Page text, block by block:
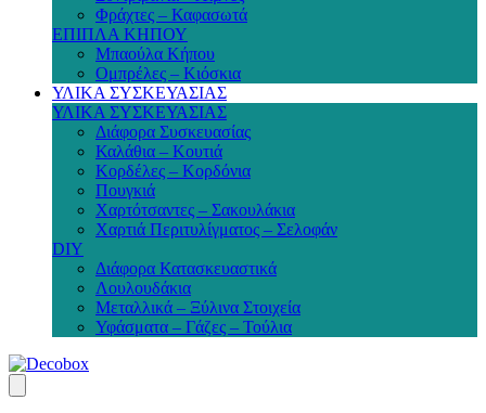
Φράχτες – Καφασωτά
ΕΠΙΠΛΑ ΚΗΠΟΥ
Μπαούλα Κήπου
Ομπρέλες – Κιόσκια
ΥΛΙΚΑ ΣΥΣΚΕΥΑΣΙΑΣ
ΥΛΙΚΑ ΣΥΣΚΕΥΑΣΙΑΣ
Διάφορα Συσκευασίας
Καλάθια – Κουτιά
Κορδέλες – Κορδόνια
Πουγκιά
Χαρτότσαντες – Σακουλάκια
Χαρτιά Περιτυλίγματος – Σελοφάν
DIY
Διάφορα Κατασκευαστικά
Λουλουδάκια
Μεταλλικά – Ξύλινα Στοιχεία
Υφάσματα – Γάζες – Τούλια